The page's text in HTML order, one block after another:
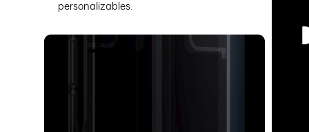
personalizables.